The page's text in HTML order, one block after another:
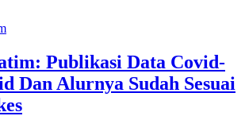
Publikasi Data Covid-
Dan Alurnya Sudah Sesuai